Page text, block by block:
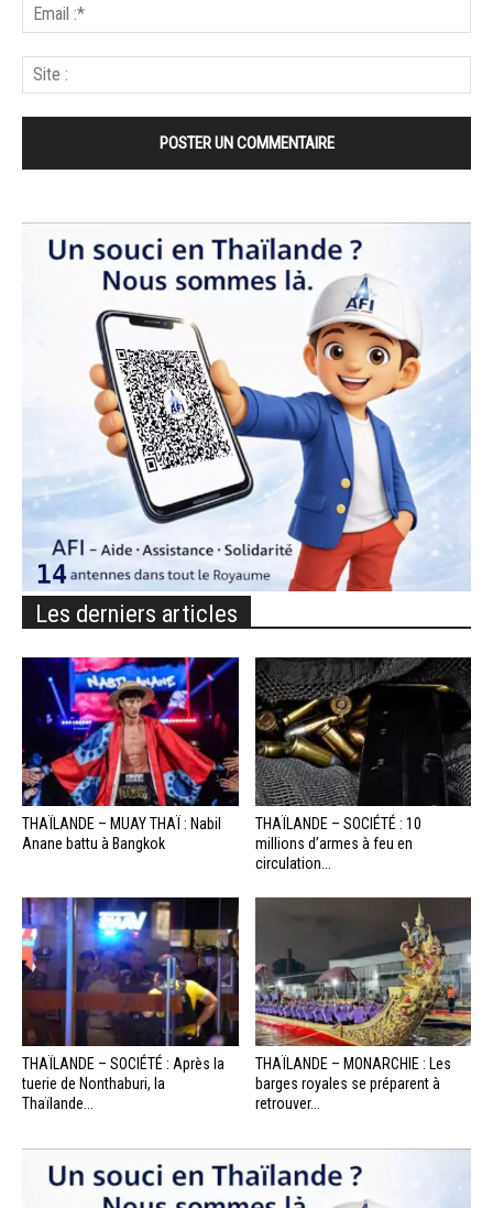
Les derniers articles
THAÏLANDE – MUAY THAÏ : Nabil
Anane battu à Bangkok
THAÏLANDE – SOCIÉTÉ : 10
millions d’armes à feu en
circulation...
THAÏLANDE – SOCIÉTÉ : Après la
tuerie de Nonthaburi, la
Thaïlande...
THAÏLANDE – MONARCHIE : Les
barges royales se préparent à
retrouver...